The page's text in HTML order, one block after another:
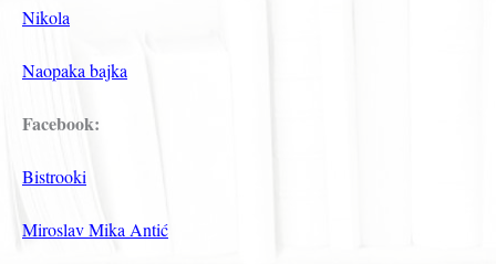
Nikola
Naopaka bajka
Facebook:
Bistrooki
Miroslav Mika Antić